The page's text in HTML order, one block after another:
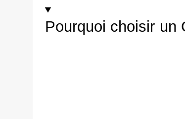
Pourquoi choisir un